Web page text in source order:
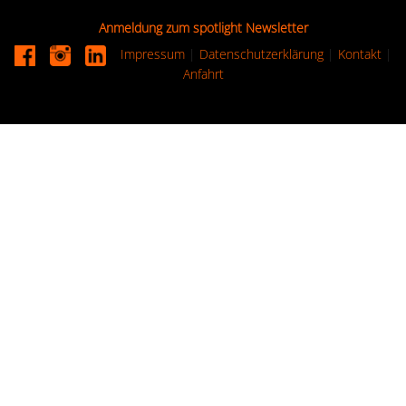
Anmeldung zum spotlight Newsletter
Impressum| Datenschutzerklärung| Kontakt|
Anfahrt